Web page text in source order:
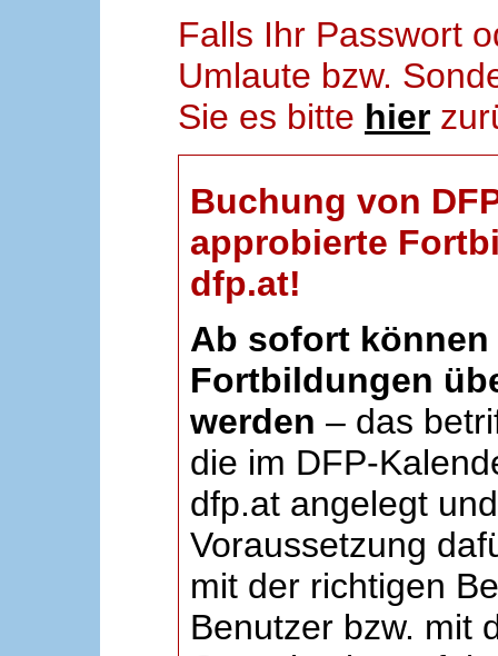
Falls Ihr Passwort
Umlaute bzw.
Sie es bitte hier
Buchung von
approbierte
dfp.at!
Ab sofort können
Fortbildungen
werden – das
die im DFP-
dfp.at angelegt
Voraussetzung
mit der richtigen
Benutzer bzw. mit